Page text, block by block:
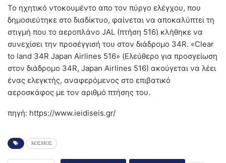
Το ηχητικό ντοκουμέντο απο τον πύργο ελέγχου, που
δημοσιεύτηκε στο διαδίκτυο, φαίνεται να αποκαλύπτει τη
στιγμή που το αεροπλάνο JAL (πτήση 516) κλήθηκε να
συνεχίσει την προσέγγισή του στον διάδρομο 34R. «Clear
to land 34R Japan Airlines 516» (Ελεύθερο για προσγείωση
στον διάδρομο 34R, Japan Airlines 516) ακούγεται να λέει
ένας ελεγκτής, αναφερόμενος στο επιβατικό
αεροσκάφος με τον αριθμό πτήσης του.
πηγή: https://www.ieidiseis.gr/
ΚΟΣΜΟΣ